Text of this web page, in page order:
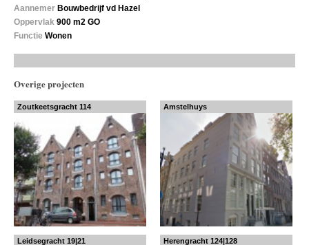
Aannemer Bouwbedrijf vd Hazel
Oppervlak 900 m2 GO
Functie Wonen
Overige projecten
Zoutkeetsgracht 114 Amstelhuys
Leidsegracht 19|21 Herengracht 124|128